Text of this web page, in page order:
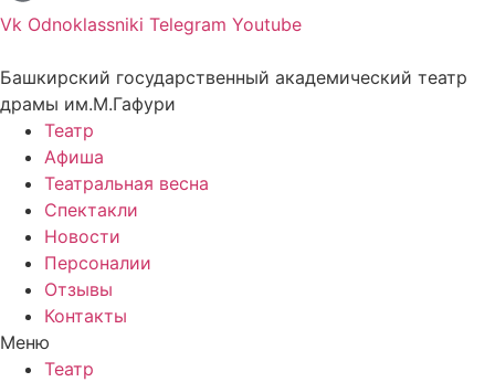
Vk Odnoklassniki Telegram Youtube
Башкирский государственный академический театр
драмы им.М.Гафури
Театр
Афиша
Театральная весна
Спектакли
Новости
Персоналии
Отзывы
Контакты
Меню
Театр